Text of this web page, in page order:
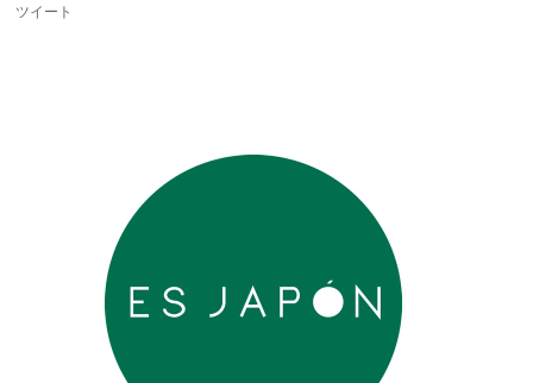
ツイート